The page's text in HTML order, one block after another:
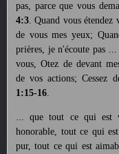
pas, parce que vous
4:3. Quand vous étendez
de vous mes yeux;
prières, je n'écoute pas
vous, Otez de devant
de vos actions; Cessez
1:15-16.
... que tout ce qui est
honorable, tout ce qui
pur, tout ce qui est